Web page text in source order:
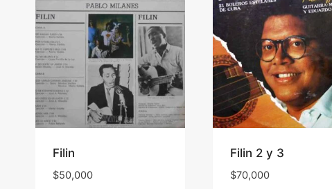
Filin
$50,000
Filin 2 y 3
$70,000